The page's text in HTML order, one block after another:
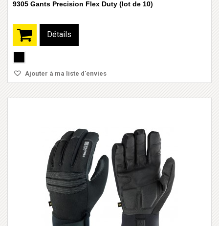
9305 Gants Precision Flex Duty (lot de 10)
Détails
Ajouter à ma liste d'envies